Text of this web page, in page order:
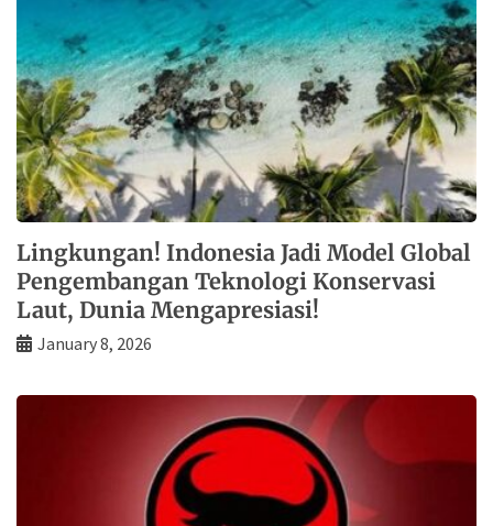
Lingkungan! Indonesia Jadi Model Global
Pengembangan Teknologi Konservasi
Laut, Dunia Mengapresiasi!
January 8, 2026